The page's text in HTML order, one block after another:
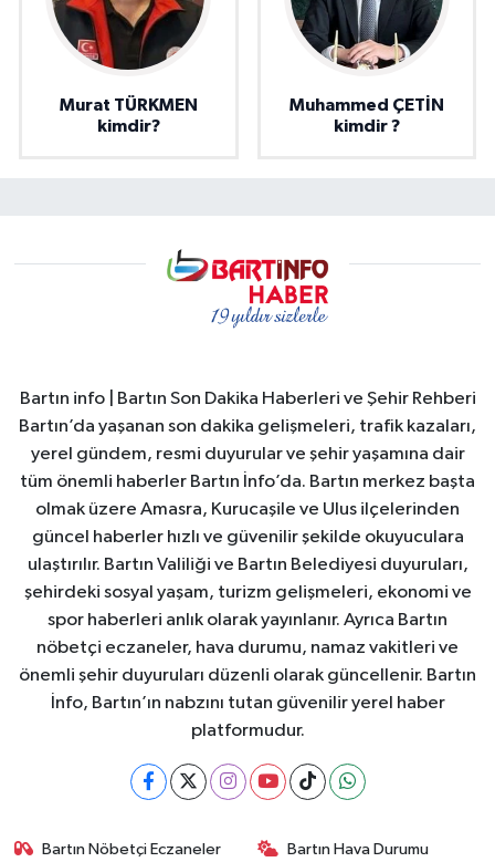
Murat TÜRKMEN
kimdir?
Muhammed ÇETİN
kimdir ?
Bartın info | Bartın Son Dakika Haberleri ve Şehir Rehberi
Bartın’da yaşanan son dakika gelişmeleri, trafik kazaları,
yerel gündem, resmi duyurular ve şehir yaşamına dair
tüm önemli haberler Bartın İnfo’da. Bartın merkez başta
olmak üzere Amasra, Kurucaşile ve Ulus ilçelerinden
güncel haberler hızlı ve güvenilir şekilde okuyuculara
ulaştırılır. Bartın Valiliği ve Bartın Belediyesi duyuruları,
şehirdeki sosyal yaşam, turizm gelişmeleri, ekonomi ve
spor haberleri anlık olarak yayınlanır. Ayrıca Bartın
nöbetçi eczaneler, hava durumu, namaz vakitleri ve
önemli şehir duyuruları düzenli olarak güncellenir. Bartın
İnfo, Bartın’ın nabzını tutan güvenilir yerel haber
platformudur.
Bartın Nöbetçi Eczaneler Bartın Hava Durumu